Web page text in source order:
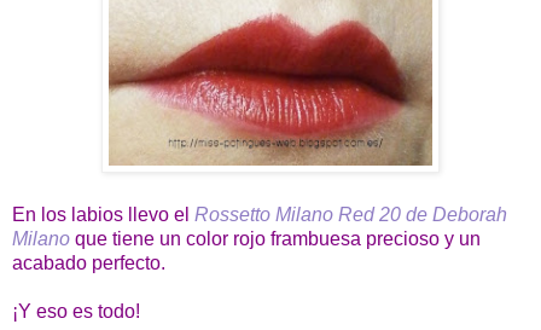
En los labios llevo el Rossetto Milano Red 20 de Deborah
Milano que tiene un color rojo frambuesa precioso y un
acabado perfecto.
¡Y eso es todo!